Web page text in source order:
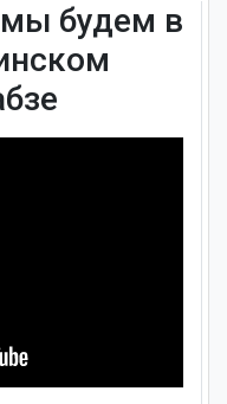
будем в